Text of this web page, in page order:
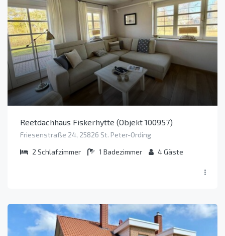
Reetdachhaus Fiskerhytte (Objekt 100957)
Friesenstraße 24, 25826 St. Peter-Ording
2 Schlafzimmer 1 Badezimmer 4Gäste